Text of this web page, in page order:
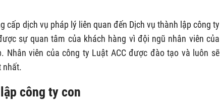
cấp dịch vụ pháp lý liên quan đến Dịch vụ thành lập công ty
sự quan tâm của khách hàng vì đội ngũ nhân viên của
Nhân viên của công ty Luật ACC được đào tạo và luôn sẽ
nhất.
công ty con